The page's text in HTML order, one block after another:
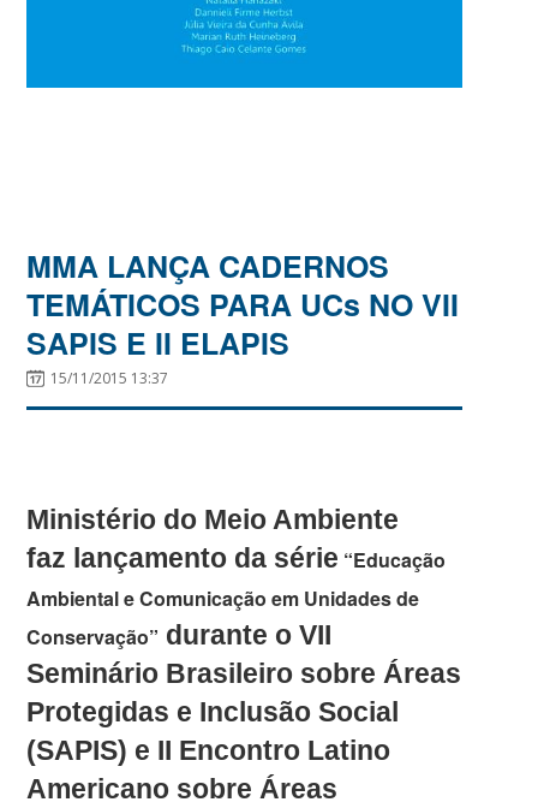
MMA LANÇA CADERNOS
TEMÁTICOS PARA UCs NO VII
SAPIS E II ELAPIS
15/11/2015 13:37
Ministério do Meio Ambiente
faz lançamento da série “Educação
Ambiental e Comunicação em Unidades de
Conservação” durante o VII
Seminário Brasileiro sobre Áreas
Protegidas e Inclusão Social
(SAPIS) e II Encontro Latino
Americano sobre Áreas